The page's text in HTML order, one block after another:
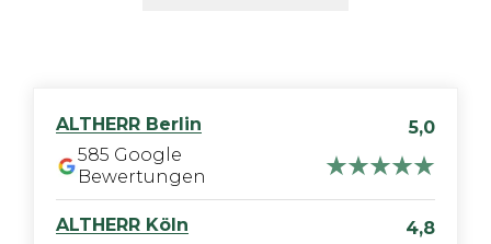
ALTHERR Berlin
5,0
585 Google
Bewertungen
ALTHERR Köln
4,8